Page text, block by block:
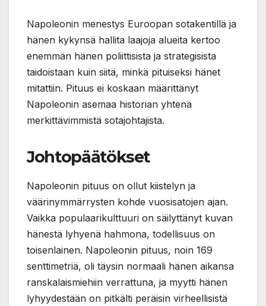
Napoleonin menestys Euroopan sotakentillä ja
hänen kykynsä hallita laajoja alueita kertoo
enemmän hänen poliittisista ja strategisista
taidoistaan kuin siitä, minkä pituiseksi hänet
mitattiin. Pituus ei koskaan määrittänyt
Napoleonin asemaa historian yhtenä
merkittävimmistä sotajohtajista.
Johtopäätökset
Napoleonin pituus on ollut kiistelyn ja
väärinymmärrysten kohde vuosisatojen ajan.
Vaikka populaarikulttuuri on säilyttänyt kuvan
hänestä lyhyenä hahmona, todellisuus on
toisenlainen. Napoleonin pituus, noin 169
senttimetriä, oli täysin normaali hänen aikansa
ranskalaismiehiin verrattuna, ja myytti hänen
lyhyydestään on pitkälti peräisin virheellisistä